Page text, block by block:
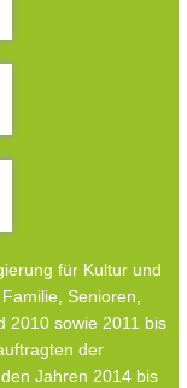
für Kultur und
Senioren,
2010 sowie 2011 bis
der
Jahren 2014 bis